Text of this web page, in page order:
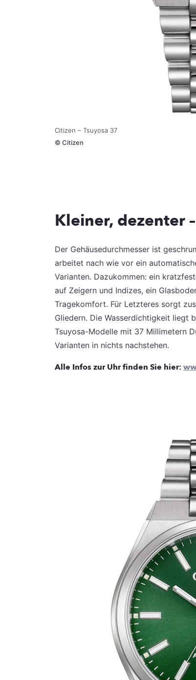
Citizen – Tsuyosa 37
© Citizen
Kleiner, dezenter
Der Gehäusedurchmesser ist
arbeitet nach wie vor ein
Varianten. Dazukommen: ein
auf Zeigern und Indizes, ein
Tragekomfort. Für Letzteres sorgt
Gliedern. Die Wasserdichtigkeit liegt
Tsuyosa-Modelle mit 37 Millimetern
Varianten in nichts nachstehen.
Alle Infos zur Uhr finden Sie hier: